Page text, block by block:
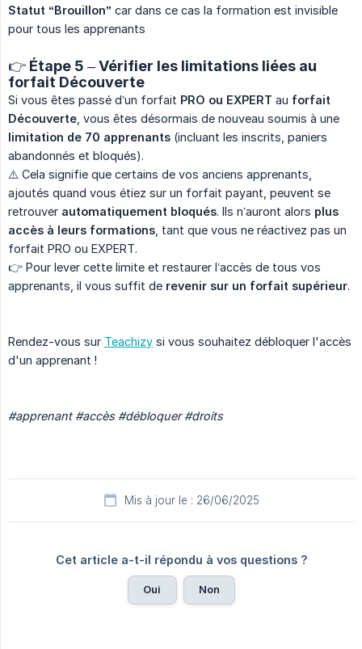
Statut “Brouillon” car dans ce cas la formation est invisible
pour tous les apprenants
👉 Étape 5 – Vérifier les limitations liées au
forfait Découverte
Si vous êtes passé d’un forfait PRO ou EXPERT au forfait
Découverte , vous êtes désormais de nouveau soumis à une
limitation de 70 apprenants (incluant les inscrits, paniers
abandonnés et bloqués).
⚠️ Cela signifie que certains de vos anciens apprenants,
ajoutés quand vous étiez sur un forfait payant, peuvent se
retrouver automatiquement bloqués. Ils n’auront alors plus
accès à leurs formations , tant que vous ne réactivez pas un
forfait PRO ou EXPERT.
👉 Pour lever cette limite et restaurer l’accès de tous vos
apprenants, il vous suffit de revenir sur un forfait supérieur.
Rendez-vous sur Teachizy si vous souhaitez débloquer l'accès
d'un apprenant !
#apprenant #accès #débloquer #droits
Mis à jour le : 26/06/2025
Cet article a-t-il répondu à vos questions ?
Oui Non